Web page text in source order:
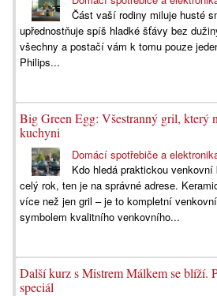
Část vaší rodiny miluje husté
upřednostňuje spíš hladké šťávy bez
všechny a postačí vám k tomu pouze
Philips...
Big Green Egg: Všestranný gril, který
kuchyni
Domácí spotřebiče a
Kdo hledá praktickou
celý rok, ten je na správné adrese.
více než jen gril – je to kompletní
symbolem kvalitního venkovního...
Další kurz s Mistrem Málkem se blíží.
speciál